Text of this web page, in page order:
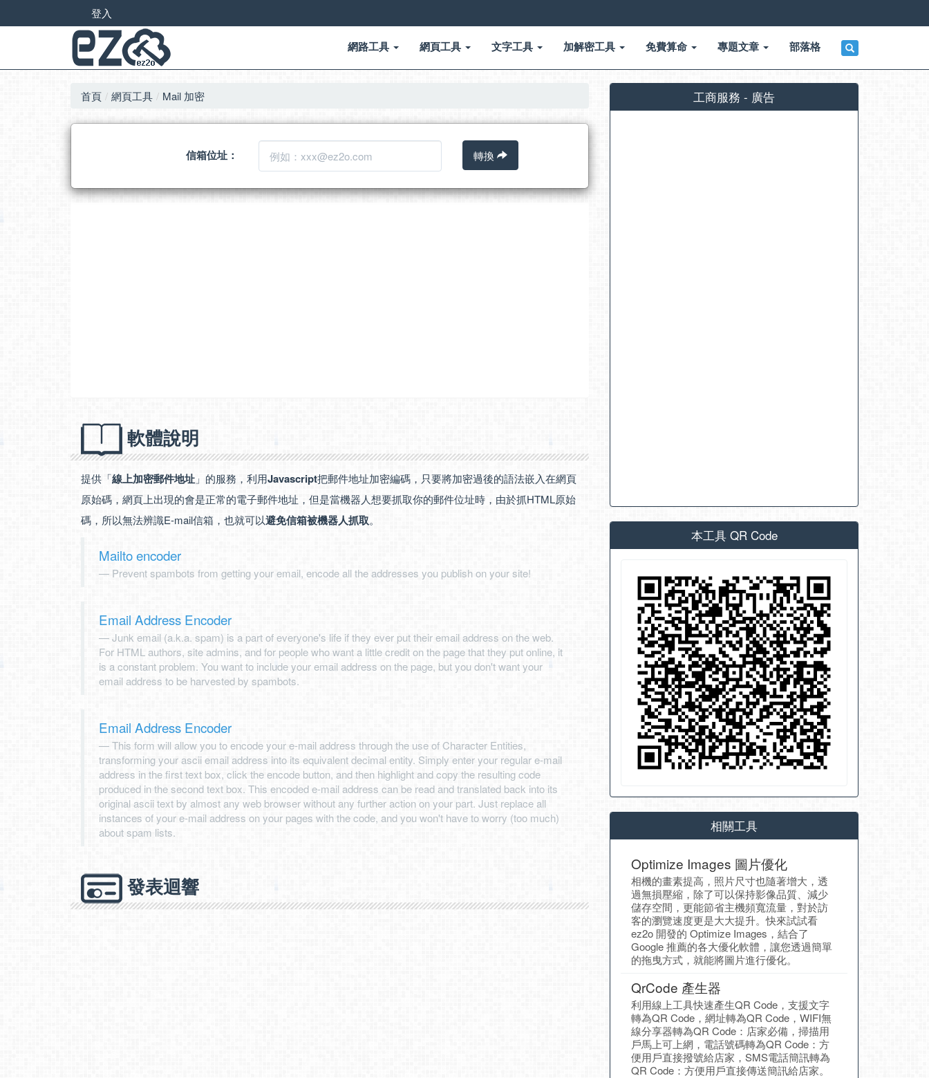
登入
網路工具 網頁工具 文字工具 加解密工具 免費算命 專題文章 部落格
首頁 網頁工具 Mail 加密
信箱位址： 轉換
軟體說明
提供「線上加密郵件地址 」的服務，利用Javascript把郵件地址加密編碼，只要將加密過後的語法嵌入在網頁
原始碼，網頁上出現的會是正常的電子郵件地址，但是當機器人想要抓取你的郵件位址時，由於抓HTML原始
碼，所以無法辨識E-mail信箱，也就可以避免信箱被機器人抓取。
Mailto encoder
Prevent spambots from getting your email, encode all the addresses you publish on your site!
Email Address Encoder
Junk email (a.k.a. spam) is a part of everyone's life if they ever put their email address on the web.
For HTML authors, site admins, and for people who want a little credit on the page that they put online, it
is a constant problem. You want to include your email address on the page, but you don't want your
email address to be harvested by spambots.
Email Address Encoder
This form will allow you to encode your e-mail address through the use of Character Entities,
transforming your ascii email address into its equivalent decimal entity. Simply enter your regular e-mail
address in the first text box, click the encode button, and then highlight and copy the resulting code
produced in the second text box. This encoded e-mail address can be read and translated back into its
original ascii text by almost any web browser without any further action on your part. Just replace all
instances of your e-mail address on your pages with the code, and you won't have to worry (too much)
about spam lists.
發表迴響
工商服務 - 廣告
本工具 QR Code
相關工具
Optimize Images 圖片優化
相機的畫素提高，照片尺寸也隨著增大，透
過無損壓縮，除了可以保持影像品質、減少
儲存空間，更能節省主機頻寬流量，對於訪
客的瀏覽速度更是大大提升。快來試試看
ez2o 開發的 Optimize Images，結合了
Google 推薦的各大優化軟體，讓您透過簡單
的拖曳方式，就能將圖片進行優化。
QrCode 產生器
利用線上工具快速產生QR Code，支援文字
轉為QR Code，網址轉為QR Code，WIFI無
線分享器轉為QR Code：店家必備，掃描用
戶馬上可上網，電話號碼轉為QR Code：方
便用戶直接撥號給店家，SMS電話簡訊轉為
QR Code：方便用戶直接傳送簡訊給店家。